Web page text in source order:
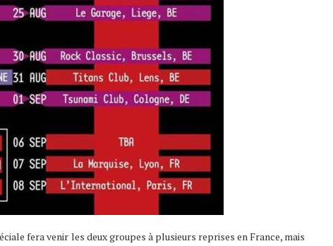
fera venir les deux groupes à plusieurs reprises en France, mais